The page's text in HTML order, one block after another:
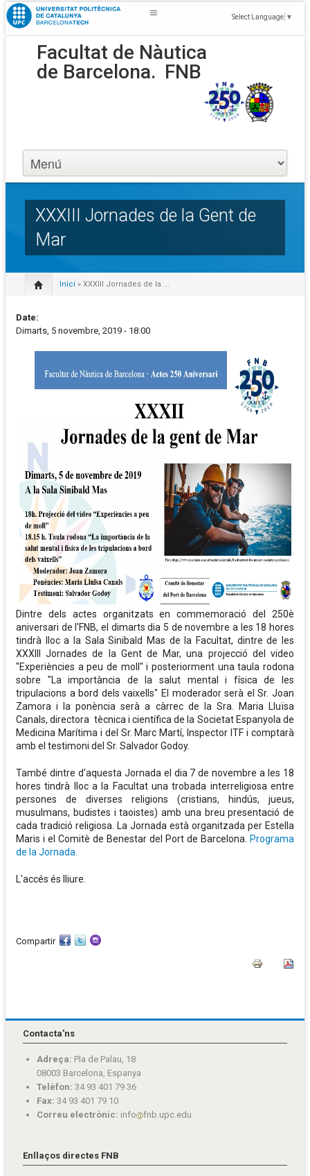
Select Language ▼
Facultat de Nàutica
de Barcelona. FNB
XXXIII Jornades de la Gent de
Mar
Inici » XXXIII Jornades de la ...
Date:
Dimarts, 5 novembre, 2019 - 18:00
Dintre dels actes organitzats en commemoració del 250è
aniversari de l'FNB, el dimarts dia 5 de novembre a les 18 hores
tindrà lloc a la Sala Sinibald Mas de la Facultat, dintre de les
XXXIII Jornades de la Gent de Mar, una projecció del video
"Experiències a peu de moll" i posteriorment una taula rodona
sobre "La importància de la salut mental i física de les
tripulacions a bord dels vaixells" El moderador serà el Sr. Joan
Zamora i la ponència serà a càrrec de la Sra. Maria Lluïsa
Canals, directora tècnica i científica de la Societat Espanyola de
Medicina Marítima i del Sr. Marc Martí, Inspector ITF i comptarà
amb el testimoni del Sr. Salvador Godoy.
També dintre d'aquesta Jornada el dia 7 de novembre a les 18
hores tindrà lloc a la Facultat una trobada interreligiosa entre
persones de diverses religions (cristians, hindús, jueus,
musulmans, budistes i taoistes) amb una breu presentació de
cada tradició religiosa. La Jornada està organitzada per Estella
Maris i el Comitè de Benestar del Port de Barcelona. Programa
de la Jornada.
L'accés és lliure.
Compartir
Contacta'ns
Adreça: Pla de Palau, 18
08003 Barcelona, Espanya
Telèfon: 34 93 401 79 36
Fax: 34 93 401 79 10
Correu electrònic: info fnb.upc.edu
Enllaços directes FNB